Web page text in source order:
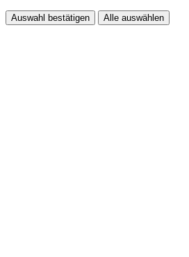
Auswahl bestätigen Alle auswählen